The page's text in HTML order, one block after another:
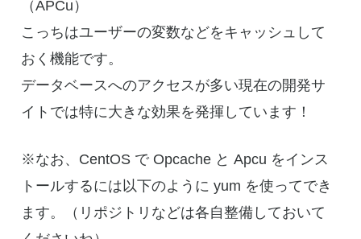
（APCu）
こっちはユーザーの変数などをキャッシュして
おく機能です。
データベースへのアクセスが多い現在の開発サ
イトでは特に大きな効果を発揮しています！
※なお、CentOS で Opcache と Apcu をインス
トールするには以下のように yum を使ってでき
ます。（リポジトリなどは各自整備しておいて